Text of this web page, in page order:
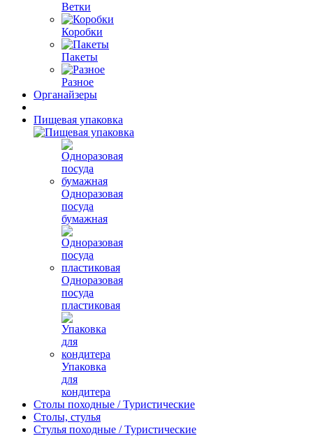
Ветки
Коробки
Пакеты
Разное
Органайзеры
Пищевая упаковка
Одноразовая
посуда
бумажная
Одноразовая
посуда
пластиковая
Упаковка
для
кондитера
Столы походные / Туристические
Столы, стулья
Стулья походные / Туристические